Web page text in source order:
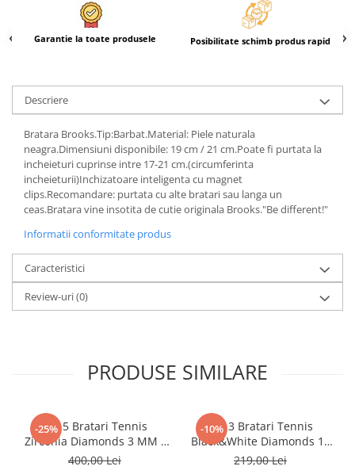
Garantie la toate produsele Posibilitate schimb produs rapid
Descriere
Bratara Brooks.Tip:Barbat.Material: Piele naturala
neagra.Dimensiuni disponibile: 19 cm / 21 cm.Poate fi purtata la
incheieturi cuprinse intre 17-21 cm.(circumferinta
incheieturii)Inchizatoare inteligenta cu magnet
clips.Recomandare: purtata cu alte bratari sau langa un
ceas.Bratara vine insotita de cutie originala Brooks."Be different!"
Informatii conformitate produs
Caracteristici
Review-uri(0)
PRODUSE SIMILARE
-25%
Set 5 Bratari Tennis
Zirconia Diamonds 3 MM /
19.5 CM
400,00 Lei
-10%
Set 3 Bratari Tennis
Black&White Diamonds 19
CM
219,00 Lei